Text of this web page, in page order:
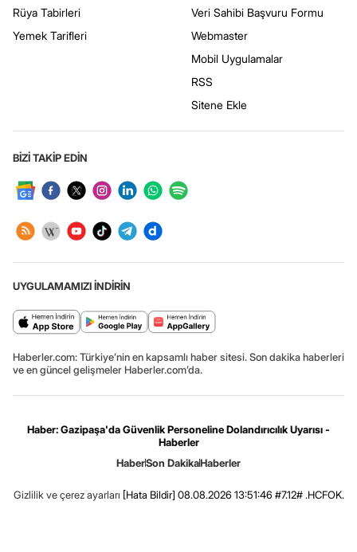
Rüya Tabirleri
Yemek Tarifleri
Veri Sahibi Başvuru Formu
Webmaster
Mobil Uygulamalar
RSS
Sitene Ekle
BİZİ TAKİP EDİN
UYGULAMAMIZI İNDİRİN
Haberler.com: Türkiye’nin en kapsamlı haber sitesi. Son dakika haberleri
ve en güncel gelişmeler Haberler.com’da.
Haber: Gazipaşa'da Güvenlik Personeline Dolandırıcılık Uyarısı -
Haberler
HaberSon DakikaHaberler
Gizlilik ve çerez ayarları [Hata Bildir] 08.08.2026 13:51:46 #7.12# .HCFOK.